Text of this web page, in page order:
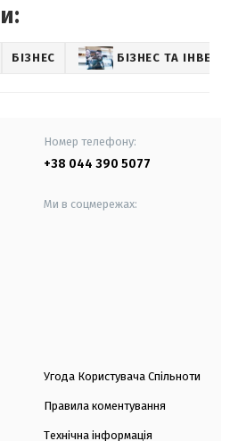
БІЗНЕС БІЗНЕС ТА
Номер телефону:
+38 044 390 5077
Ми в соцмережах:
Угода Користувача Спільноти
Правила коментування
Технічна інформація